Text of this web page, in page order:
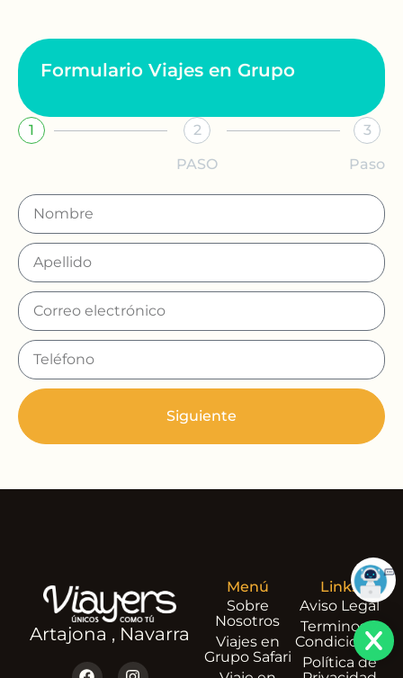
Formulario Viajes en Grupo
1
2
PASO
3
Paso
Siguiente
Artajona , Navarra
Menú
Sobre
Nosotros
Viajes en
Grupo Safari
Links
Aviso Legal
Terminos y
Condiciones
Política de